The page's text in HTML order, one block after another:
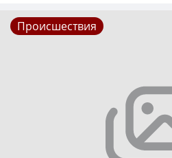
Происшествия